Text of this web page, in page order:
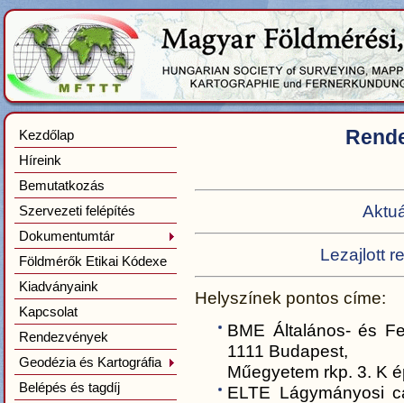
Kezdőlap
Híreink
Bemutatkozás
Szervezeti felépítés
Dokumentumtár
Földmérők Etikai Kódexe
Kiadványaink
Kapcsolat
Rendezvények
Geodézia és Kartográfia
Belépés és tagdíj
Lezajlott
Helyszínek pontos címe:
BME Általános- és
1111 Budapest,
Műegyetem rkp. 3. K
ELTE Lágymányosi